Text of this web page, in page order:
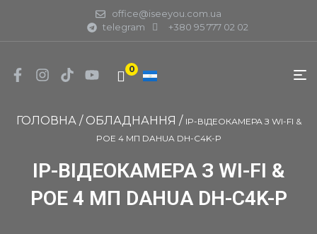
office@iseeyou.com.ua
telegram
+380 95 777 02 02
0
ГОЛОВНА/ ОБЛАДНАННЯ / IP-ВІДЕОКАМЕРА З WI-FI &
POE 4 МП DAHUA DH-C4K-P
IP-ВІДЕОКАМЕРА З WI-FI &
POE 4 МП DAHUA DH-C4K-P